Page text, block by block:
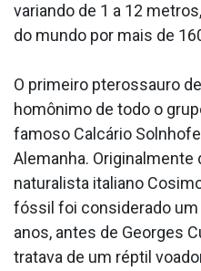
variando de 1 a 12
do mundo por mais de
O primeiro pterossauro
homônimo de todo o
famoso Calcário
Alemanha.
naturalista italiano
fóssil foi considerado um
anos, antes de Georges
tratava de um réptil